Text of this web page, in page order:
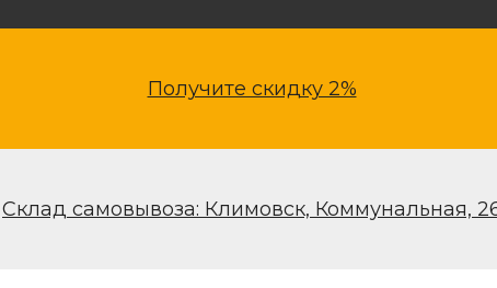
Получите скидку 2%
Склад самовывоза: Климовск, Коммунальная,